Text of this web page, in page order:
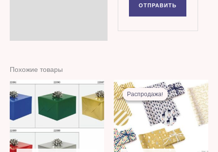
Похожие товары
Распродажа!
Распродажа!
Первоначальная
цена
составляла
25,00 MDL.
Текущая
цена:
10,00 MDL.